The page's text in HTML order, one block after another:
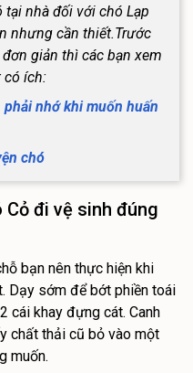
tại nhà đối với chó Lạp
nhưng cần thiết.Trước
giản thì các bạn xem
có ích:
nhớ khi muốn huấn
chó
Cỏ đi vệ sinh đúng
bạn nên thực hiện khi
Dạy sớm để bớt phiền toái
cái khay đựng cát. Canh
chất thải cũ bỏ vào một
muốn.